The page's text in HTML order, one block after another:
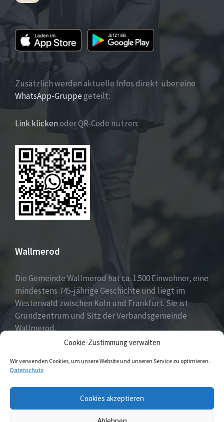
Cookie-Zustimmung verwalten
Wir verwenden Cookies, um unsere Website und unseren Service zu optimieren.
Datenschutz
Cookies akzeptieren
Zusätzlich werden aktuelle Infos direkt über eine
WhatsApp-Gruppegeteilt:
Link klickenoder QR-Code nutzen:
Wallmerod
Die Gemeinde Wallmerod hat ca. 1.500 Einwohner, eine
mindestens 745-jährige Geschichte und liegt im
Westerwald zwischen Köln und Frankfurt. Sie ist
Grundzentrum und Sitz der Verbandsgemeinde
Wallmerod.